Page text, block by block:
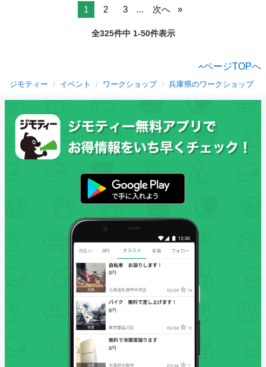
1 2 3 ... 次へ
全325件中 1-50件表示
ページTOPへ
ジモティー イベント ワークショップ 兵庫県のワークショップ